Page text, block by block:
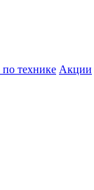
технике Акции